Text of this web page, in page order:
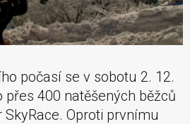
počasí se v sobotu 2. 12.
přes 400 natěšených běžců
Oproti prvnímu